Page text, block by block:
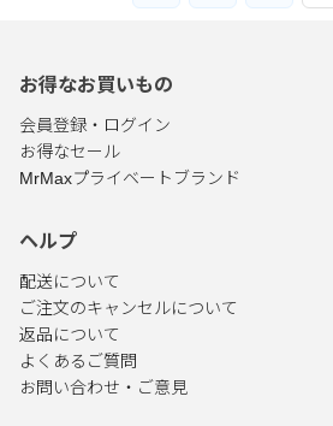
お得なお買いもの
会員登録・ログイン
お得なセール
MrMaxプライベートブランド
ヘルプ
配送について
ご注文のキャンセルについて
返品について
よくあるご質問
お問い合わせ・ご意見